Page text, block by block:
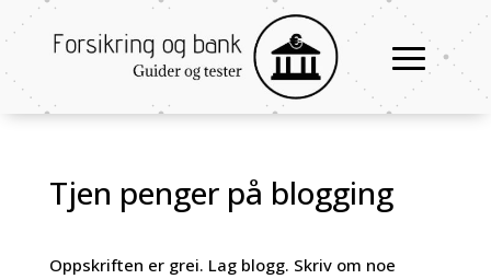
Tjen penger på blogging
Oppskriften er grei. Lag blogg. Skriv om noe